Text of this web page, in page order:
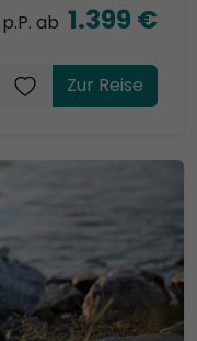
p.P. ab 1.399 €
Zur Reise